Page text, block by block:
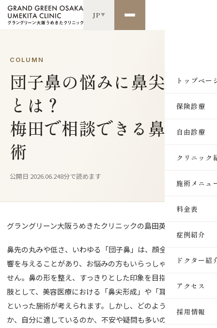
JP▼
トップペー
保険診療
自由診療
クリニック
施術メニュ
SKIN
レーザー
料金表
症例紹介
ドクター紹
アクセス
採用情報
COLUMN
団子鼻の悩みに鼻尖形成
とは？
梅田で相談できる鼻の施
術
公開日 2026.06.248分で読めます
グラングリーン大阪うめきたクリニックの島田英徳です。
鼻先の丸みや低さ、いわゆる「団子鼻」は、顔全体の印象に影
響を与えることがあり、お悩みの方もいらっしゃるかもしれま
せん。鼻の形を整え、すっきりとした印象を目指すための選択
肢として、美容医療における「鼻尖形成」や「耳介軟骨移植」
といった施術が考えられます。しかし、どのような施術なの
か、自分に適しているのか、不安や疑問も多いのではないでし